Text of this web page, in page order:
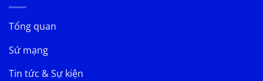
Tổng quan
Sứ mạng
Tin tức & Sự kiện